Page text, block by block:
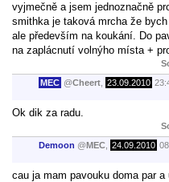
vyjmečně a jsem jednoznačně
smithka je taková mrcha že
ale především na koukání. Do
na zaplácnutí volnýho místa +
MEC @Cheert 23.09.2010
Ok dik za radu.
Demoon @MEC 24.09.2010
cau ja mam pavouku doma par